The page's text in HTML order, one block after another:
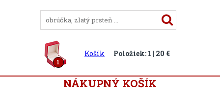
1
Košík Položiek: 1 | 20 €
NÁKUPNÝ KOŠÍK